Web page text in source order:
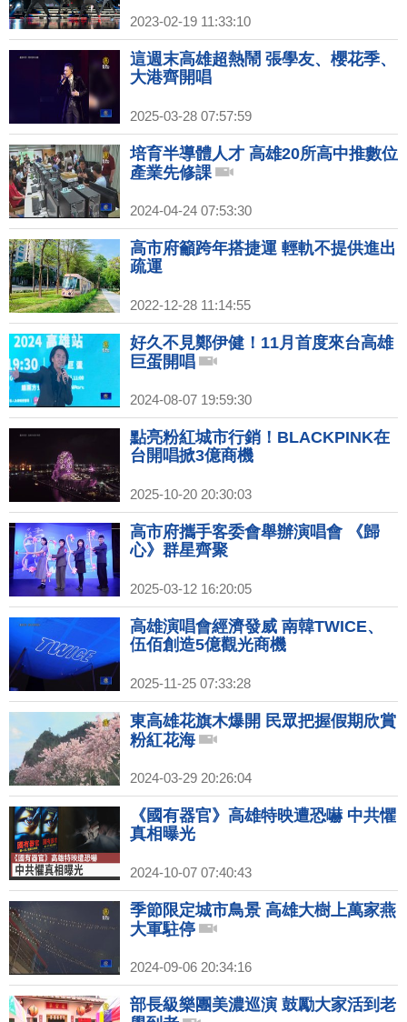
2023-02-19 11:33:10
這週末高雄超熱鬧 張學友、櫻花季、
大港齊開唱
2025-03-28 07:57:59
培育半導體人才 高雄20所高中推數位
產業先修課
2024-04-24 07:53:30
高市府籲跨年搭捷運 輕軌不提供進出
疏運
2022-12-28 11:14:55
好久不見鄭伊健！11月首度來台高雄
巨蛋開唱
2024-08-07 19:59:30
點亮粉紅城市行銷！BLACKPINK在
台開唱掀3億商機
2025-10-20 20:30:03
高市府攜手客委會舉辦演唱會 《歸
心》群星齊聚
2025-03-12 16:20:05
高雄演唱會經濟發威 南韓TWICE、
伍佰創造5億觀光商機
2025-11-25 07:33:28
東高雄花旗木爆開 民眾把握假期欣賞
粉紅花海
2024-03-29 20:26:04
《國有器官》高雄特映遭恐嚇 中共懼
真相曝光
2024-10-07 07:40:43
季節限定城市鳥景 高雄大樹上萬家燕
大軍駐停
2024-09-06 20:34:16
部長級樂團美濃巡演 鼓勵大家活到老